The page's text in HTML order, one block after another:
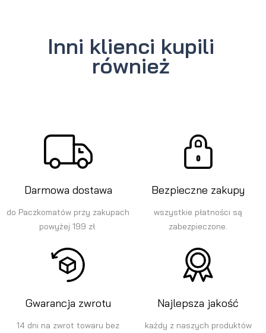
Inni klienci kupili
również
Darmowa dostawa
do Paczkomatów przy zakupach
powyżej 199 zł.
Bezpieczne zakupy
wszystkie płatności są
zabezpieczone.
Gwarancja zwrotu
14 dni na zwrot towaru bez
Najlepsza jakość
każdy z naszych produktów